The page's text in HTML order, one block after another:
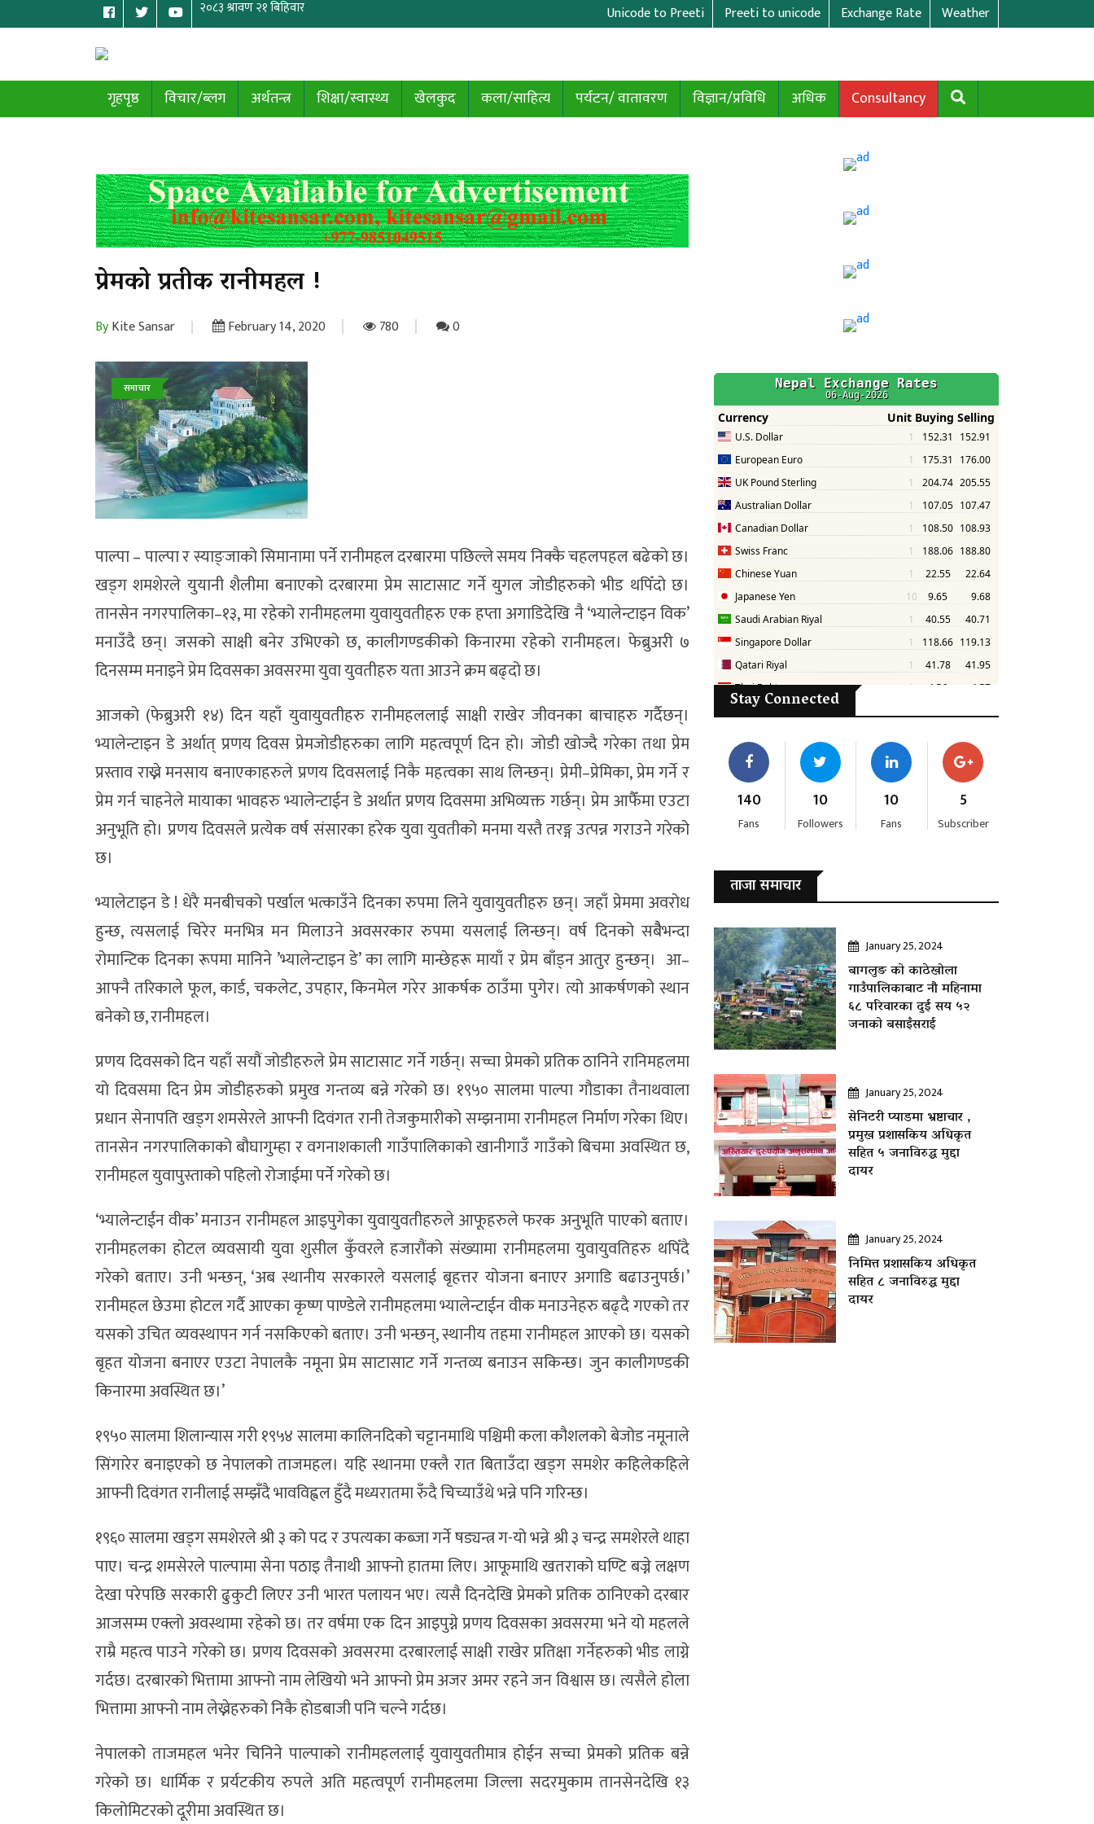
Unicode to Preeti Preeti to unicode Exchange Rate Weather
गृहपृष्ठ विचार/ब्लग अर्थतन्त्र शिक्षा/स्वास्थ्य खेलकुद कला/साहित्य पर्यटन/ वातावरण विज्ञान/प्रविधि अधिक Consultancy
प्रेमको प्रतीक रानीमहल !
ByKite Sansar February 14, 2020 780 0
समाचार
पाल्पा – पाल्पा र स्याङ्जाको सिमानामा पर्ने रानीमहल दरबारमा पछिल्ले समय निक्कै चहलपहल बढेको छ।
खड्ग शमशेरले युयानी शैलीमा बनाएको दरबारमा प्रेम साटासाट गर्ने युगल जोडीहरुको भीड थपिँदो छ।
तानसेन नगरपालिका–१३, मा रहेको रानीमहलमा युवायुवतीहरु एक हप्ता अगाडिदेखि नै ‘भ्यालेन्टाइन विक’
मनाउँदै छन्। जसको साक्षी बनेर उभिएको छ, कालीगण्डकीको किनारमा रहेको रानीमहल। फेब्रुअरी ७
दिनसम्म मनाइने प्रेम दिवसका अवसरमा युवा युवतीहरु यता आउने क्रम बढ्दो छ।
आजको (फेब्रुअरी १४) दिन यहाँ युवायुवतीहरु रानीमहललाई साक्षी राखेर जीवनका बाचाहरु गर्दैछन्।
भ्यालेन्टाइन डे अर्थात् प्रणय दिवस प्रेमजोडीहरुका लागि महत्वपूर्ण दिन हो। जोडी खोज्दै गरेका तथा प्रेम
प्रस्ताव राख्ने मनसाय बनाएकाहरुले प्रणय दिवसलाई निकै महत्वका साथ लिन्छन्। प्रेमी–प्रेमिका, प्रेम गर्ने र
प्रेम गर्न चाहनेले मायाका भावहरु भ्यालेन्टाईन डे अर्थात प्रणय दिवसमा अभिव्यक्त गर्छन्। प्रेम आफैँमा एउटा
अनुभूति हो। प्रणय दिवसले प्रत्येक वर्ष संसारका हरेक युवा युवतीको मनमा यस्तै तरङ्ग उत्पन्न गराउने गरेको
छ।
भ्यालेटाइन डे ! धेरै मनबीचको पर्खाल भत्काउँने दिनका रुपमा लिने युवायुवतीहरु छन्। जहाँ प्रेममा अवरोध
हुन्छ, त्यसलाई चिरेर मनभित्र मन मिलाउने अवसरकार रुपमा यसलाई लिन्छन्। वर्ष दिनको सबैैभन्दा
रोमान्टिक दिनका रूपमा मानिने ’भ्यालेन्टाइन डे’ का लागि मान्छेहरू मायाँ र प्रेम बाँड्न आतुर हुन्छन्। आ–
आफ्नै तरिकाले फूल, कार्ड, चकलेट, उपहार, किनमेल गरेर आकर्षक ठाउँमा पुगेर। त्यो आकर्षणको स्थान
बनेको छ, रानीमहल।
प्रणय दिवसको दिन यहाँ सयौं जोडीहरुले प्रेम साटासाट गर्ने गर्छन्। सच्चा प्रेमको प्रतिक ठानिने रानिमहलमा
यो दिवसमा दिन प्रेम जोडीहरुको प्रमुख गन्तव्य बन्ने गरेको छ। १९५० सालमा पाल्पा गौडाका तैनाथवाला
प्रधान सेनापति खड्ग शमसेरले आफ्नी दिवंगत रानी तेजकुमारीको सम्झनामा रानीमहल निर्माण गरेका थिए।
तानसेन नगरपालिकाको बौघागुम्हा र वगनाशकाली गाउँपालिकाको खानीगाउँ गाउँको बिचमा अवस्थित छ,
रानीमहल युवापुस्ताको पहिलो रोजाईमा पर्ने गरेको छ।
‘भ्यालेन्टाईन वीक’ मनाउन रानीमहल आइपुगेका युवायुवतीहरुले आफूहरुले फरक अनुभूति पाएको बताए।
रानीमहलका होटल व्यवसायी युवा शुसील कुँवरले हजारौंको संख्यामा रानीमहलमा युवायुवतिहरु थपिँदै
गरेको बताए। उनी भन्छन्, ‘अब स्थानीय सरकारले यसलाई बृहत्तर योजना बनाएर अगाडि बढाउनुपर्छ।’
रानीमहल छेउमा होटल गर्दै आएका कृष्ण पाण्डेले रानीमहलमा भ्यालेन्टाईन वीक मनाउनेहरु बढ्दै गएको तर
यसको उचित व्यवस्थापन गर्न नसकिएको बताए। उनी भन्छन्, स्थानीय तहमा रानीमहल आएको छ। यसको
बृहत योजना बनाएर एउटा नेपालकै नमूना प्रेम साटासाट गर्ने गन्तव्य बनाउन सकिन्छ। जुन कालीगण्डकी
किनारमा अवस्थित छ।’
१९५० सालमा शिलान्यास गरी १९५४ सालमा कालिनदिको चट्टानमाथि पश्चिमी कला कौशलको बेजोड नमूनाले
सिंगारेर बनाइएको छ नेपालको ताजमहल। यहि स्थानमा एक्लै रात बिताउँदा खड्ग समशेर कहिलेकहिले
आफ्नी दिवंगत रानीलाई सम्झँदै भावविह्वल हुँदै मध्यरातमा रुँदै चिच्याउँथे भन्ने पनि गरिन्छ।
१९६० सालमा खड्ग समशेरले श्री ३ को पद र उपत्यका कब्जा गर्ने षड्यन्त्र ग-यो भन्ने श्री ३ चन्द्र समशेरले थाहा
पाए। चन्द्र शमसेरले पाल्पामा सेना पठाइ तैनाथी आफ्नो हातमा लिए। आफूमाथि खतराको घण्टि बज्ने लक्षण
देखा परेपछि सरकारी ढुकुटी लिएर उनी भारत पलायन भए। त्यसै दिनदेखि प्रेमको प्रतिक ठानिएको दरबार
आजसम्म एक्लो अवस्थामा रहेको छ। तर वर्षमा एक दिन आइपुग्ने प्रणय दिवसका अवसरमा भने यो महलले
राम्रै महत्व पाउने गरेको छ। प्रणय दिवसको अवसरमा दरबारलाई साक्षी राखेर प्रतिक्षा गर्नेहरुको भीड लाग्ने
गर्दछ। दरबारको भित्तामा आफ्नो नाम लेखियो भने आफ्नो प्रेम अजर अमर रहने जन विश्वास छ। त्यसैले होला
भित्तामा आफ्नो नाम लेख्नेहरुको निकै होडबाजी पनि चल्ने गर्दछ।
नेपालको ताजमहल भनेर चिनिने पाल्पाको रानीमहललाई युवायुवतीमात्र होईन सच्चा प्रेमको प्रतिक बन्ने
गरेको छ। धार्मिक र प्रर्यटकीय रुपले अति महत्वपूर्ण रानीमहलमा जिल्ला सदरमुकाम तानसेनदेखि १३
किलोमिटरको दूरीमा अवस्थित छ।
Stay Connected
140
Fans
10
Followers
10
Fans
5
Subscriber
ताजा समाचार
January 25, 2024
बागलुङ काे काठेखोला
गाउँपालिकाबाट नौ महिनामा
६८ परिवारका दुई सय ५२
जनाकाे बसाइँसराई
January 25, 2024
सेनिटरी प्याडमा भ्रष्टाचार ,
प्रमुख प्रशासकिय अधिकृत
सहित ५ जनाविरुद्ध मुद्दा
दायर
January 25, 2024
निमित्त प्रशासकिय अधिकृत
सहित ८ जनाविरुद्ध मुद्दा
दायर